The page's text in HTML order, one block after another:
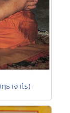
ธาจาโร)